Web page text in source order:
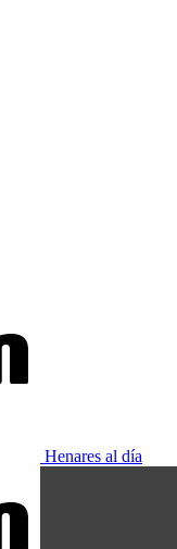
Henares al día